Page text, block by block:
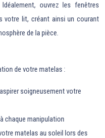
ouvrez les fenêtres
votre lit, créant ainsi un courant
de la pièce.
de votre matelas :
soigneusement votre
chaque manipulation
matelas au soleil lors des